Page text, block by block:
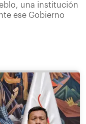
una institución
ese Gobierno